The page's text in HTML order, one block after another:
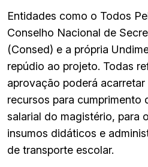
Entidades como o Todos
Conselho Nacional de
(Consed) e a própria
repúdio ao projeto. Todas
aprovação poderá
recursos para cumprimento
salarial do magistério, para
insumos didáticos e
de transporte escolar.